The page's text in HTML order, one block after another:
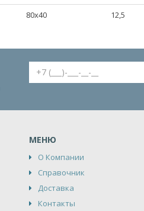
80x40 12,5
МЕНЮ
О Компании
Справочник
Доставка
Контакты